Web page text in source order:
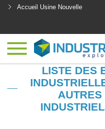
Accueil Usine Nouvelle
LISTE DES
AUTRES